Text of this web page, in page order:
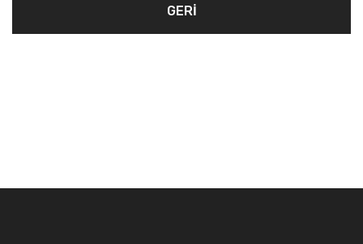
GERI